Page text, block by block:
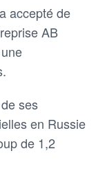
a accepté de
AB
ses
en Russie
de 1,2